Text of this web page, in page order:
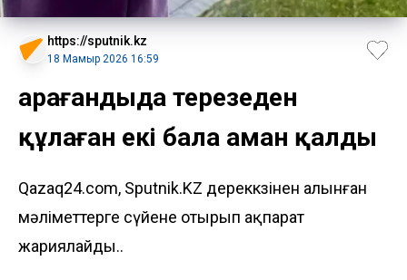
https://sputnik.kz
18 Мамыр 2026 16:59
Қарағандыда терезеден
құлаған екі бала аман қалды
Qazaq24.com, Sputnik.KZ дереккөзінен алынған
мәліметтерге сүйене отырып ақпарат
жариялайды..